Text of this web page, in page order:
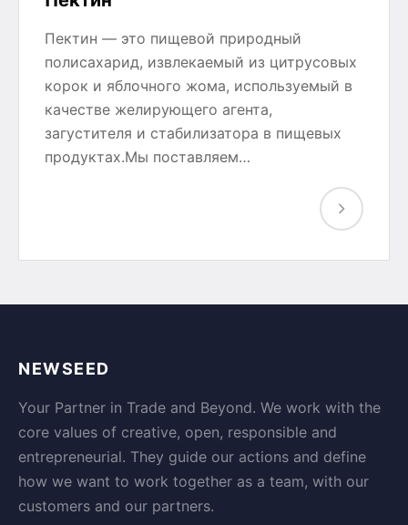
Пектин — это пищевой природный
полисахарид, извлекаемый из цитрусовых
корок и яблочного жома, используемый в
качестве желирующего агента,
загустителя и стабилизатора в пищевых
продуктах.Мы поставляем…
NEWSEED
Your Partner in Trade and Beyond. We work with the
core values of creative, open, responsible and
entrepreneurial. They guide our actions and define
how we want to work together as a team, with our
customers and our partners.